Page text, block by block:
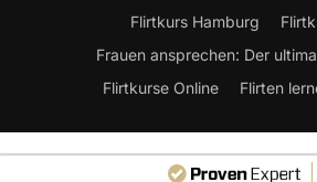
Flirtkurs Hamburg
Frauen ansprechen: Der
Flirtkurse Online
Flirten